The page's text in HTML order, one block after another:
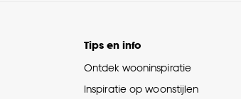
Tips en info
Ontdek wooninspiratie
Inspiratie op woonstijlen